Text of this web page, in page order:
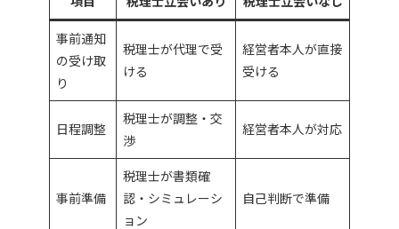
事前通知
の受け取
り
税理士が代理で受
ける
経営者本人が直接
受ける
日程調整
税理士が調整・交
渉
経営者本人が対応
事前準備
税理士が書類確
認・シミュレーシ
ョン
自己判断で準備